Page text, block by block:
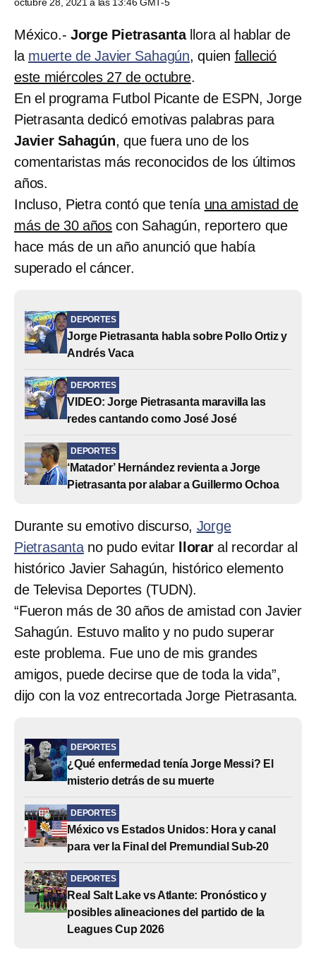
México.- Jorge Pietrasantallora al hablar de
la muerte de Javier Sahagún, quien falleció
este miércoles 27 de octubre.
En el programa Futbol Picante de ESPN, Jorge
Pietrasanta dedicó emotivas palabras para
Javier Sahagún, que fuera uno de los
comentaristas más reconocidos de los últimos
años.
Incluso, Pietra contó que tenía una amistad de
más de 30 años con Sahagún, reportero que
hace más de un año anunció que había
superado el cáncer.
DEPORTES
Jorge Pietrasanta habla sobre Pollo Ortiz y
Andrés Vaca
DEPORTES
VIDEO: Jorge Pietrasanta maravilla las
redes cantando como José José
DEPORTES
‘Matador’ Hernández revienta a Jorge
Pietrasanta por alabar a Guillermo Ochoa
Durante su emotivo discurso, Jorge
Pietrasantano pudo evitar lloraral recordar al
histórico Javier Sahagún, histórico elemento
de Televisa Deportes (TUDN).
“Fueron más de 30 años de amistad con Javier
Sahagún. Estuvo malito y no pudo superar
este problema. Fue uno de mis grandes
amigos, puede decirse que de toda la vida”,
dijo con la voz entrecortada Jorge Pietrasanta.
DEPORTES
¿Qué enfermedad tenía Jorge Messi? El
misterio detrás de su muerte
DEPORTES
México vs Estados Unidos: Hora y canal
para ver la Final del Premundial Sub-20
DEPORTES
Real Salt Lake vs Atlante: Pronóstico y
posibles alineaciones del partido de la
Leagues Cup 2026